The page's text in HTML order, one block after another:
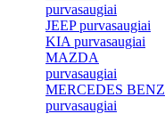
purvasaugiai
JEEP purvasaugiai
KIA purvasaugiai
MAZDA
purvasaugiai
MERCEDES BENZ
purvasaugiai